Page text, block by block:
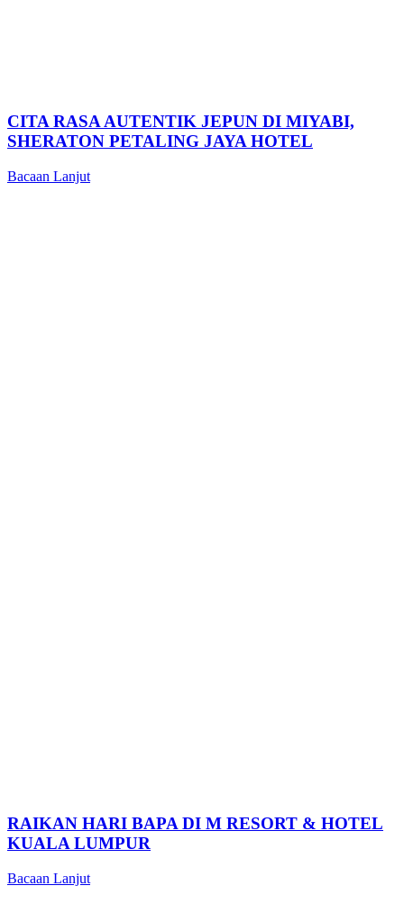
CITA RASA AUTENTIK JEPUN DI MIYABI,
SHERATON PETALING JAYA HOTEL
Bacaan Lanjut
RAIKAN HARI BAPA DI M RESORT & HOTEL
KUALA LUMPUR
Bacaan Lanjut